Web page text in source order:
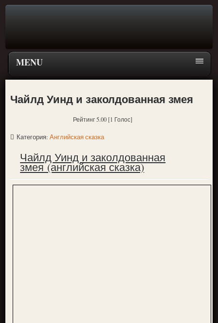
MENU
Главная страница
Поиск
ПЕРЕЙТИ К ГЛАВНОМУ МЕНЮ СКАЗОК
Новое
Популярное
Чайлд Уинд и заколдованная змея
Рейтинг 5.00 [1 Голос]
Категория:Английская сказка
Чайлд Уинд и заколдованная
змея (английская сказка)